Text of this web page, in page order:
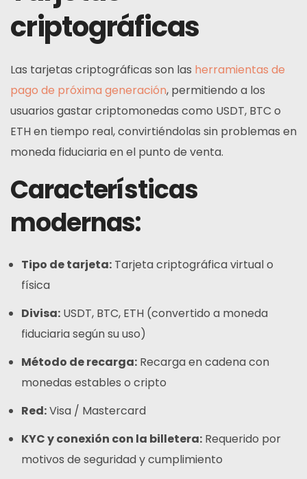
criptográficas
Las tarjetas criptográficas son las herramientas de
pago de próxima generación, permitiendo a los
usuarios gastar criptomonedas como USDT, BTC o
ETH en tiempo real, convirtiéndolas sin problemas en
moneda fiduciaria en el punto de venta.
Características
modernas:
Tipo de tarjeta: Tarjeta criptográfica virtual o
física
Divisa: USDT, BTC, ETH (convertido a moneda
fiduciaria según su uso)
Método de recarga: Recarga en cadena con
monedas estables o cripto
Red:Visa / Mastercard
KYC y conexión con la billetera: Requerido por
motivos de seguridad y cumplimiento